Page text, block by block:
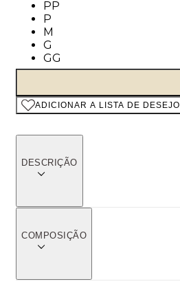
Tamanho: PP
PP
Tamanho: P
P
Tamanho: M
M
Tamanho: G
G
Tamanho: GG
GG
ADICIONAR A LISTA DE DESEJO
DESCRIÇÃO
COMPOSIÇÃO